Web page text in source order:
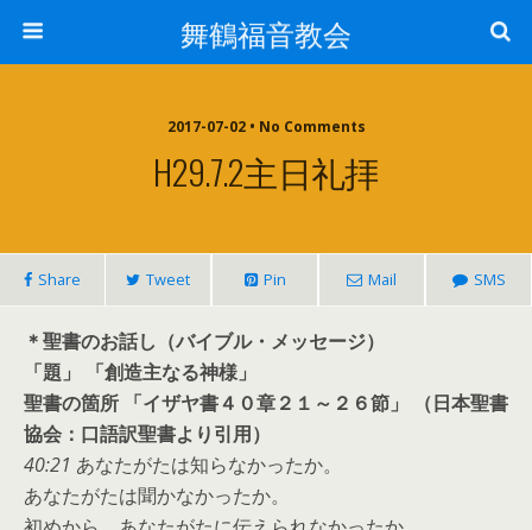
舞鶴福音教会
2017-07-02 • No Comments
H29.7.2主日礼拝
Share Tweet Pin Mail SMS
＊聖書のお話し（バイブル・メッセージ）
「題」 「創造主なる神様」
聖書の箇所 「イザヤ書４０章２１～２６節」 （日本聖書
協会：口語訳聖書より引用）
40:21 あなたがたは知らなかったか。
あなたがたは聞かなかったか。